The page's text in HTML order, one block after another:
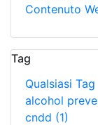
Contenuto
Tag
Qualsiasi Tag
alcohol
cndd (1)